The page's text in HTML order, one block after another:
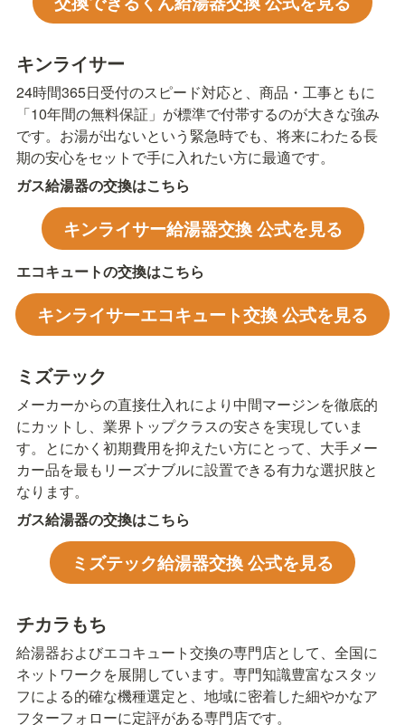
キンライサー
24時間365日受付のスピード対応と、商品・工事ともに
「10年間の無料保証」が標準で付帯するのが大きな強み
です。お湯が出ないという緊急時でも、将来にわたる長
期の安心をセットで手に入れたい方に最適です。
ガス給湯器の交換はこちら
キンライサー給湯器交換 公式を見る
エコキュートの交換はこちら
キンライサーエコキュート交換 公式を見る
ミズテック
メーカーからの直接仕入れにより中間マージンを徹底的
にカットし、業界トップクラスの安さを実現していま
す。とにかく初期費用を抑えたい方にとって、大手メー
カー品を最もリーズナブルに設置できる有力な選択肢と
なります。
ガス給湯器の交換はこちら
ミズテック給湯器交換 公式を見る
チカラもち
給湯器およびエコキュート交換の専門店として、全国に
ネットワークを展開しています。専門知識豊富なスタッ
フによる的確な機種選定と、地域に密着した細やかなア
フターフォローに定評がある専門店です。